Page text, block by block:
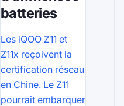
batteries
Les iQOO Z11 et
Z11x reçoivent la
certification réseau
en Chine. Le Z11
pourrait embarquer